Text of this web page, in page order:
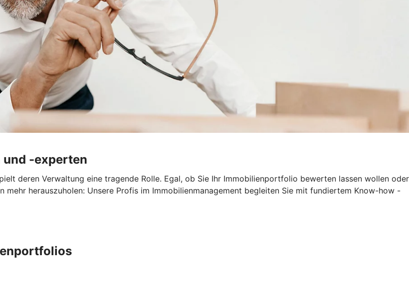
-experten
deren Verwaltung eine tragende Rolle. Egal, ob Sie Ihr Immobilienportfolio bewerten lassen wollen oder
mehr herauszuholen: Unsere Profis im Immobilienmanagement begleiten Sie mit fundiertem Know-how -